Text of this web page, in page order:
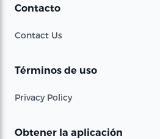
Contacto
Contact Us
Términos de uso
Privacy Policy
Obtener la aplicación